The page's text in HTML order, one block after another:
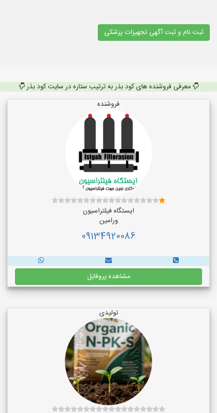
ثبت نام و ثبت آگهی تجهیزات پزشکی
معرفی فروشنده های کود بذر به ترتیب ستاره در سایت کود بذر
فروشنده
ایستگاه فیلتراسیون
ورامین
09134920086
مشاهده پروفایل
تولیدی